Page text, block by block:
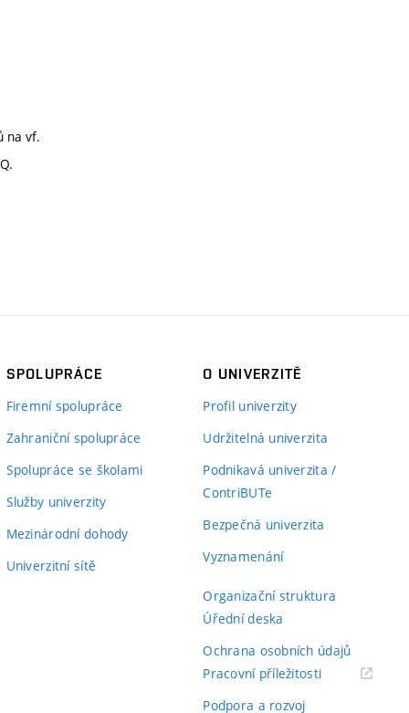
na vf.
SPOLUPRÁCE
Firemní spolupráce
Zahraniční spolupráce
Spolupráce se školami
Služby univerzity
Mezinárodní dohody
Univerzitní sítě
O UNIVERZITĚ
Profil univerzity
Udržitelná univerzita
Podnikavá univerzita /
ContriBUTe
Bezpečná univerzita
Vyznamenání
Organizační struktura
Úřední deska
Ochrana osobních údajů
Pracovní příležitosti(externí
Podpora a rozvoj